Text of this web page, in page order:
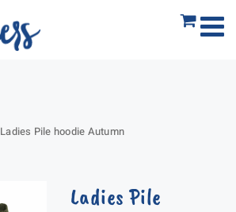
Ladies Pile hoodie Autumn
Ladies Pile